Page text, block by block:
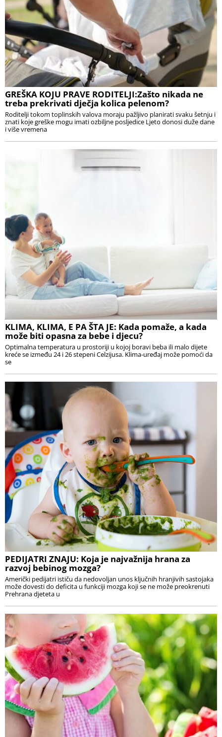
GREŠKA KOJU PRAVE RODITELJI:Zašto nikada ne
treba prekrivati dječja kolica pelenom?
Roditelji tokom toplinskih valova moraju pažljivo planirati svaku šetnju i
znati koje greške mogu imati ozbiljne posljedice Ljeto donosi duže dane
i više vremena
KLIMA, KLIMA, E PA ŠTA JE: Kada pomaže, a kada
može biti opasna za bebe i djecu?
Optimalna temperatura u prostoriji u kojoj boravi beba ili malo dijete
kreće se između 24 i 26 stepeni Celzijusa. Klima-uređaj može pomoći da
se
PEDIJATRI ZNAJU: Koja je najvažnija hrana za
razvoj bebinog mozga?
Američki pedijatri ističu da nedovoljan unos ključnih hranjivih sastojaka
može dovesti do deficita u funkciji mozga koji se ne može preokrenuti
Prehrana djeteta u